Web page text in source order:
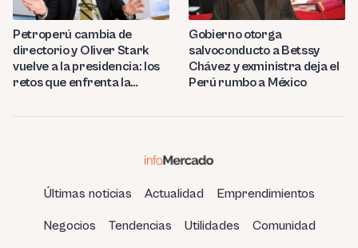
Petroperú cambia de
directorio y Oliver Stark
vuelve a la presidencia: los
retos que enfrenta la
Gobierno otorga
salvoconducto a Betssy
Chávez y exministra deja el
Perú rumbo a México
Últimas noticias Actualidad Emprendimientos
Negocios Tendencias Utilidades Comunidad